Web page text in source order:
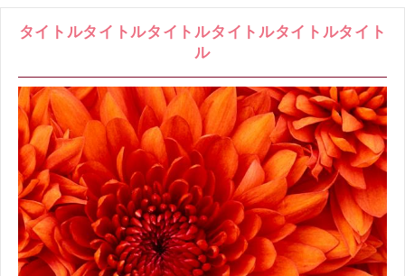
タイトルタイトルタイトルタイトルタイトルタイト
ル